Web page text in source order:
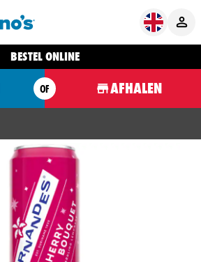
BESTEL ONLINE
OF AFHALEN